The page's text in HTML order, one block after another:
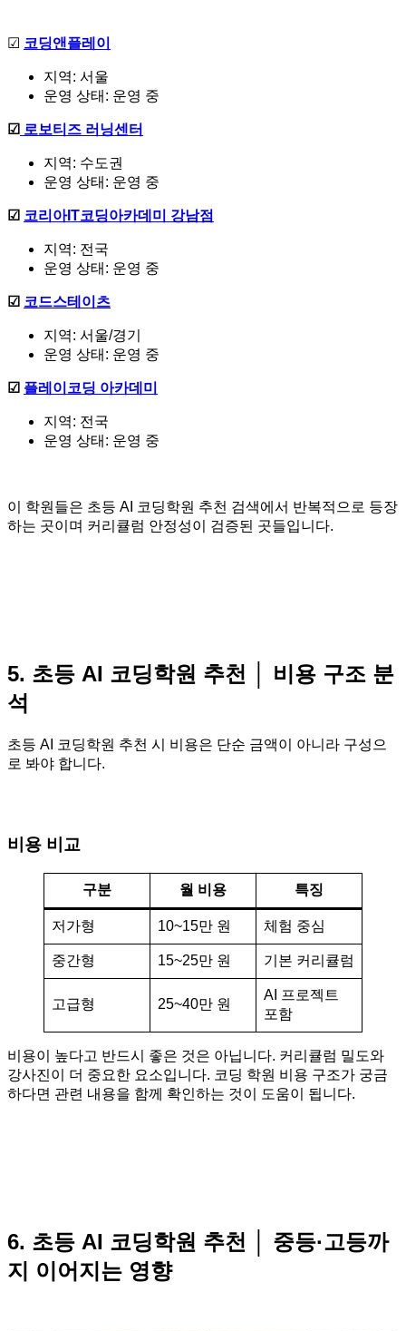
☑ 코딩앤플레이
지역: 서울
운영 상태: 운영 중
☑ 로보티즈 러닝센터
지역: 수도권
운영 상태: 운영 중
☑ 코리아IT코딩아카데미 강남점
지역: 전국
운영 상태: 운영 중
☑ 코드스테이츠
지역: 서울/경기
운영 상태: 운영 중
☑ 플레이코딩 아카데미
지역: 전국
운영 상태: 운영 중
이 학원들은 초등 AI 코딩학원 추천 검색에서 반복적으로 등장
하는 곳이며 커리큘럼 안정성이 검증된 곳들입니다.
5. 초등 AI 코딩학원 추천 │ 비용 구조 분
석
초등 AI 코딩학원 추천 시 비용은 단순 금액이 아니라 구성으
로 봐야 합니다.
비용 비교
구분 월 비용 특징
저가형 10~15만 원 체험 중심
중간형 15~25만 원 기본 커리큘럼
고급형 25~40만 원
AI 프로젝트
포함
비용이 높다고 반드시 좋은 것은 아닙니다. 커리큘럼 밀도와
강사진이 더 중요한 요소입니다. 코딩 학원 비용 구조가 궁금
하다면 관련 내용을 함께 확인하는 것이 도움이 됩니다.
6. 초등 AI 코딩학원 추천 │ 중등·고등까
지 이어지는 영향